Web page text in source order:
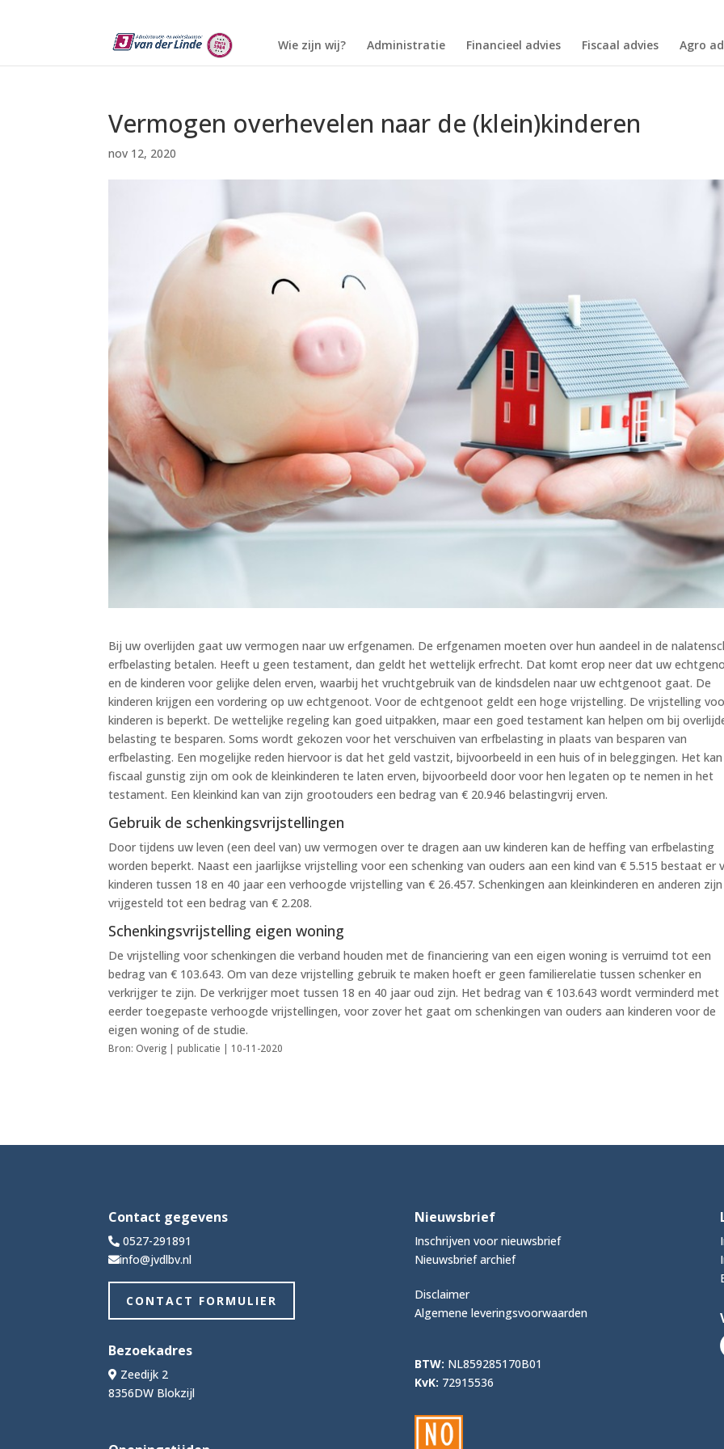
Wie zijn wij? Administratie Financieel advies Fiscaal advies Agro
Vermogen overhevelen naar de (klein)kinderen
nov 12, 2020
Bij uw overlijden gaat uw vermogen naar uw erfgenamen. De erfgenamen moeten over hun aandeel in de
erfbelasting betalen. Heeft u geen testament, dan geldt het wettelijk erfrecht. Dat komt erop neer dat uw
en de kinderen voor gelijke delen erven, waarbij het vruchtgebruik van de kindsdelen naar uw echtgenoot gaat. De
kinderen krijgen een vordering op uw echtgenoot. Voor de echtgenoot geldt een hoge vrijstelling. De vrijstelling
kinderen is beperkt. De wettelijke regeling kan goed uitpakken, maar een goed testament kan helpen om bij
belasting te besparen. Soms wordt gekozen voor het verschuiven van erfbelasting in plaats van besparen van
erfbelasting. Een mogelijke reden hiervoor is dat het geld vastzit, bijvoorbeeld in een huis of in beleggingen. Het kan
fiscaal gunstig zijn om ook de kleinkinderen te laten erven, bijvoorbeeld door voor hen legaten op te nemen in het
testament. Een kleinkind kan van zijn grootouders een bedrag van € 20.946 belastingvrij erven.
Gebruik de schenkingsvrijstellingen
Door tijdens uw leven (een deel van) uw vermogen over te dragen aan uw kinderen kan de heffing van erfbelasting
worden beperkt. Naast een jaarlijkse vrijstelling voor een schenking van ouders aan een kind van € 5.515 bestaat er
kinderen tussen 18 en 40 jaar een verhoogde vrijstelling van € 26.457. Schenkingen aan kleinkinderen en anderen zijn
vrijgesteld tot een bedrag van € 2.208.
Schenkingsvrijstelling eigen woning
De vrijstelling voor schenkingen die verband houden met de financiering van een eigen woning is verruimd tot een
bedrag van € 103.643. Om van deze vrijstelling gebruik te maken hoeft er geen familierelatie tussen schenker en
verkrijger te zijn. De verkrijger moet tussen 18 en 40 jaar oud zijn. Het bedrag van € 103.643 wordt verminderd met
eerder toegepaste verhoogde vrijstellingen, voor zover het gaat om schenkingen van ouders aan kinderen voor de
eigen woning of de studie.
Bron: Overig | publicatie | 10-11-2020
Contact gegevens
0527-291891
info@jvdlbv.nl
CONTACT FORMULIER
Bezoekadres
Zeedijk 2
8356DW Blokzijl
Nieuwsbrief
Inschrijven voor nieuwsbrief
Nieuwsbrief archief
Disclaimer
Algemene leveringsvoorwaarden
BTW: NL859285170B01
KvK: 72915536